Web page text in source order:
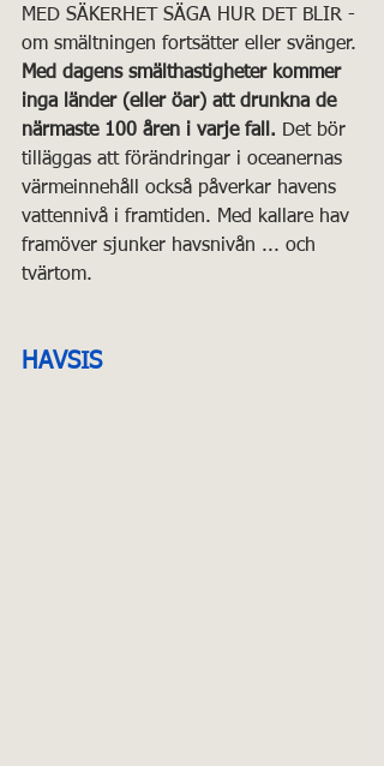
MED SÄKERHET SÄGA HUR DET BLIR -
om smältningen fortsätter eller svänger.
Med dagens smälthastigheter kommer
inga länder (eller öar) att drunkna de
närmaste 100 åren i varje fall. Det bör
tilläggas att förändringar i oceanernas
värmeinnehåll också påverkar havens
vattennivå i framtiden. Med kallare hav
framöver sjunker havsnivån ... och
tvärtom.
HAVSIS